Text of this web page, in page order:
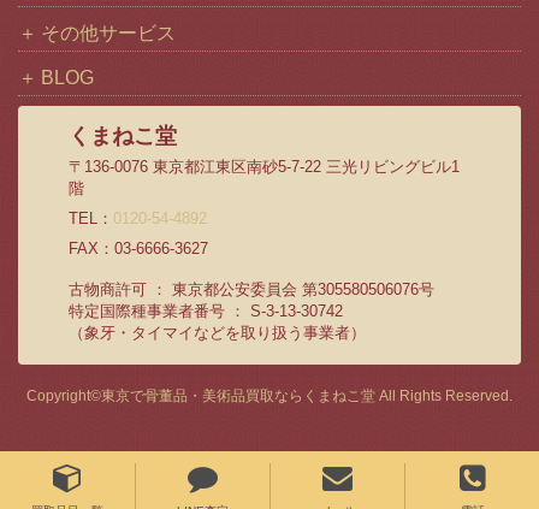
その他サービス
BLOG
くまねこ堂
〒136-0076 東京都江東区南砂5-7-22 三光リビングビル1
階
TEL： 0120-54-4892
FAX：03-6666-3627
古物商許可 ： 東京都公安委員会 第305580506076号
特定国際種事業者番号 ： S-3-13-30742
（象牙・タイマイなどを取り扱う事業者）
Copyright©東京で骨董品・美術品買取ならくまねこ堂 All Rights Reserved.